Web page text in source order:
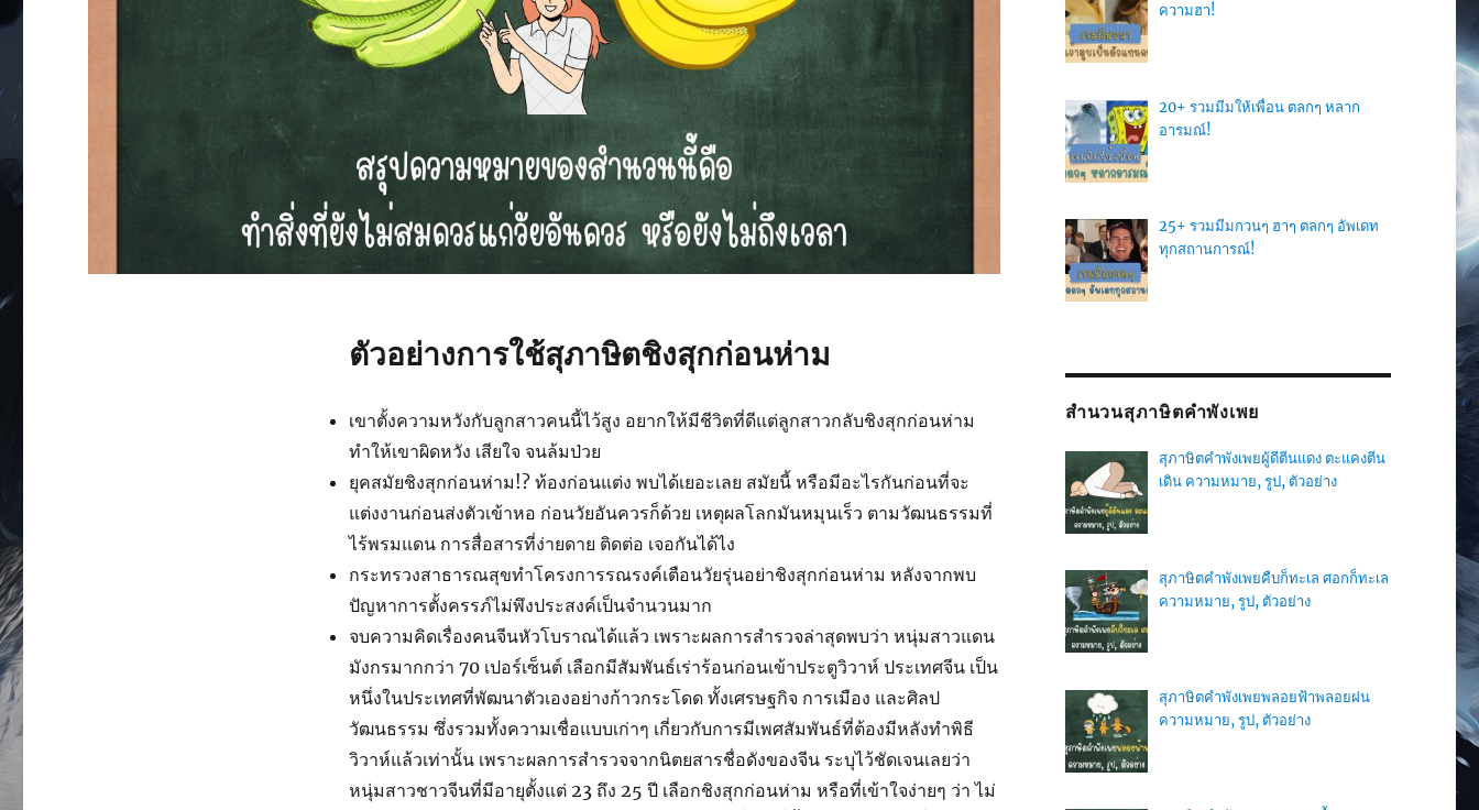
ตัวอย่างการใช้สุภาษิตชิงสุกก่อนห่าม
เขาตั้งความหวังกับลูกสาวคนนี้ไว้สูง อยากให้มีชีวิตที่ดีแต่ลูกสาวกลับชิงสุกก่อนห่าม
ทำให้เขาผิดหวัง เสียใจ จนล้มป่วย
ยุคสมัยชิงสุกก่อนห่าม!? ท้องก่อนแต่ง พบได้เยอะเลย สมัยนี้ หรือมีอะไรกันก่อนที่จะ
แต่งงานก่อนส่งตัวเข้าหอ ก่อนวัยอันควรก็ด้วย เหตุผลโลกมันหมุนเร็ว ตามวัฒนธรรมที่
ไร้พรมแดน การสื่อสารที่ง่ายดาย ติดต่อ เจอกันได้ไง
กระทรวงสาธารณสุขทำโครงการรณรงค์เตือนวัยรุ่นอย่าชิงสุกก่อนห่าม หลังจากพบ
ปัญหาการตั้งครรภ์ไม่พึงประสงค์เป็นจำนวนมาก
จบความคิดเรื่องคนจีนหัวโบราณได้แล้ว เพราะผลการสำรวจล่าสุดพบว่า หนุ่มสาวแดน
มังกรมากกว่า 70 เปอร์เซ็นต์ เลือกมีสัมพันธ์เร่าร้อนก่อนเข้าประตูวิวาห์ ประเทศจีน เป็น
หนึ่งในประเทศที่พัฒนาตัวเองอย่างก้าวกระโดด ทั้งเศรษฐกิจ การเมือง และศิลป
วัฒนธรรม ซึ่งรวมทั้งความเชื่อแบบเก่าๆ เกี่ยวกับการมีเพศสัมพันธ์ที่ต้องมีหลังทำพิธี
วิวาห์แล้วเท่านั้น เพราะผลการสำรวจจากนิตยสารชื่อดังของจีน ระบุไว้ชัดเจนเลยว่า
หนุ่มสาวชาวจีนที่มีอายุตั้งแต่ 23 ถึง 25 ปี เลือกชิงสุกก่อนห่าม หรือที่เข้าใจง่ายๆ ว่า ไม่
ความฮา!
20+ รวมมีมให้เพื่อน ตลกๆ หลาก
อารมณ์!
25+ รวมมีมกวนๆ ฮาๆ ตลกๆ อัพเดท
ทุกสถานการณ์!
สำนวนสุภาษิตคำพังเพย
สุภาษิตคำพังเพยผู้ดีตีนแดง ตะแคงตีน
เดิน ความหมาย, รูป, ตัวอย่าง
สุภาษิตคำพังเพยคืบก็ทะเล ศอกก็ทะเล
ความหมาย, รูป, ตัวอย่าง
สุภาษิตคำพังเพยพลอยฟ้าพลอยฝน
ความหมาย, รูป, ตัวอย่าง